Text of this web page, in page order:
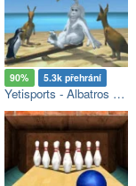
90% 5.3k přehrání
Yetisports - Albatros overload